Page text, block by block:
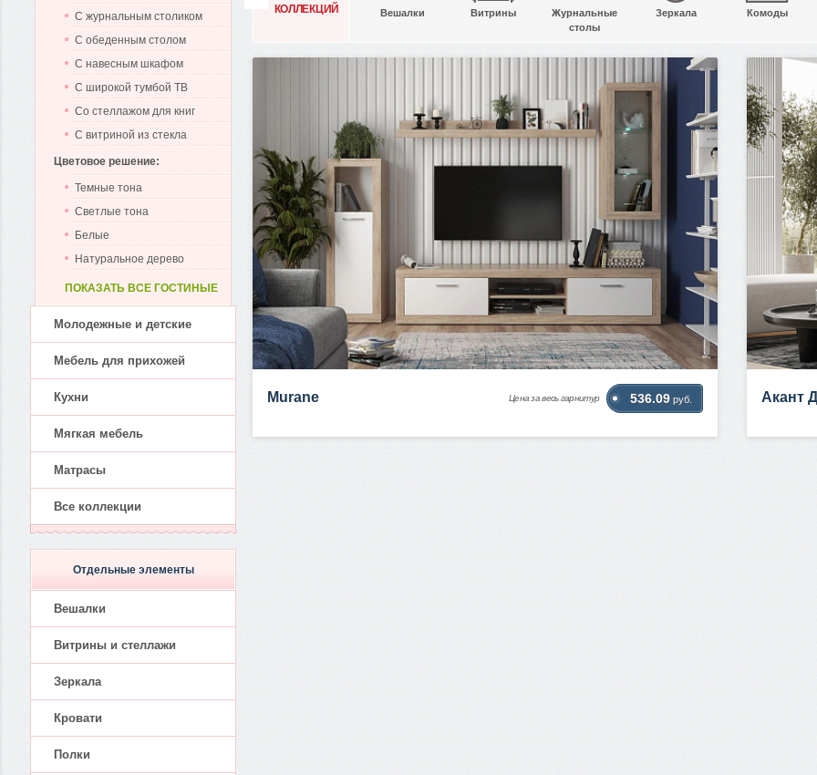
КОЛЛЕКЦИЙ
Вешалки Витрины
Журнальные
столы
Зеркала Комоды
Murane Цена за весь гарнитур 536.09 руб. Акант
С журнальным столиком
С обеденным столом
С навесным шкафом
С широкой тумбой ТВ
Со стеллажом для книг
С витриной из стекла
Цветовое решение:
Темные тона
Светлые тона
Белые
Натуральное дерево
ПОКАЗАТЬ ВСЕ ГОСТИНЫЕ
Молодежные и детские
Мебель для прихожей
Кухни
Мягкая мебель
Матрасы
Все коллекции
Отдельные элементы
Вешалки
Витрины и стеллажи
Зеркала
Кровати
Полки